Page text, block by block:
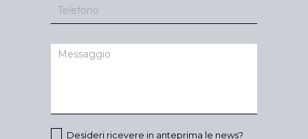
Desideri ricevere in anteprima le news?